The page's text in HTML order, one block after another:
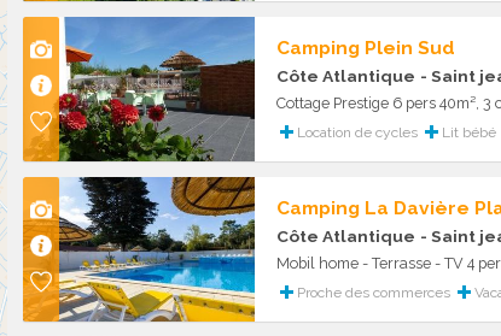
Camping Plein Sud
Côte Atlantique - Saint
Location de cycles Lit bébé
Camping La Davière
Côte Atlantique - Saint
Mobil home - Terrasse - TV 4
Proche des commerces